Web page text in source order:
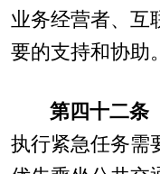
业务经营者、互
要的支持和协助。
第四十二条
执行紧急任务需